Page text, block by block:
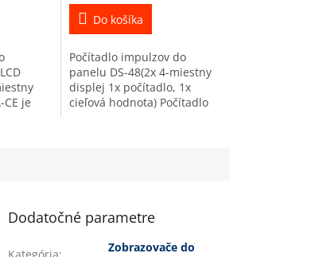
CE je
Do košíka
Počítadlo impulzov do
panelu DS-48(2x 4-miestny
displej 1x počítadlo, 1x
cieľová hodnota) Počítadlo
Dodatočné parametre
Zobrazovače do